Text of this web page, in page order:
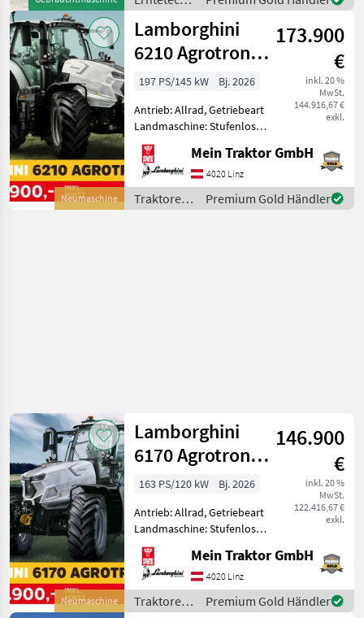
Seriennummer/Fahrgestellnummer:
6112-003326;
Ackerbau /
Deutz Fahr
Neumaschine
Lamborghini
6210 Agrotron
TTV
173.900
€
inkl. 20 %
MwSt.
144.916,67 €
exkl.
197 PS/145 kW
Bj. 2026
Antrieb: Allrad, Getriebeart
Landmaschine: Stufenloses
Getriebe, Plattform: Kabine,
Zapfwellendrehzahl:
540/540E/1000,
Höchstgeschwindigkeit in
km/h: 50 km/h, Aufladung:
Mein Traktor GmbH
4020 Linz
Traktoren
/
Premium Gold Händler
Neumaschine
Lamborghini
6170 Agrotron
TTV
146.900
€
inkl. 20 %
MwSt.
122.416,67 €
exkl.
163 PS/120 kW
Bj. 2026
Antrieb: Allrad, Getriebeart
Landmaschine: Stufenloses
Getriebe, Plattform: Kabine,
Höchstgeschwindigkeit in
km/h: 50 km/h, Aufladung:
Turbolader mit
Ladeluftkühlung, Abg
Mein Traktor GmbH
4020 Linz
Traktoren
Premium Gold Händler